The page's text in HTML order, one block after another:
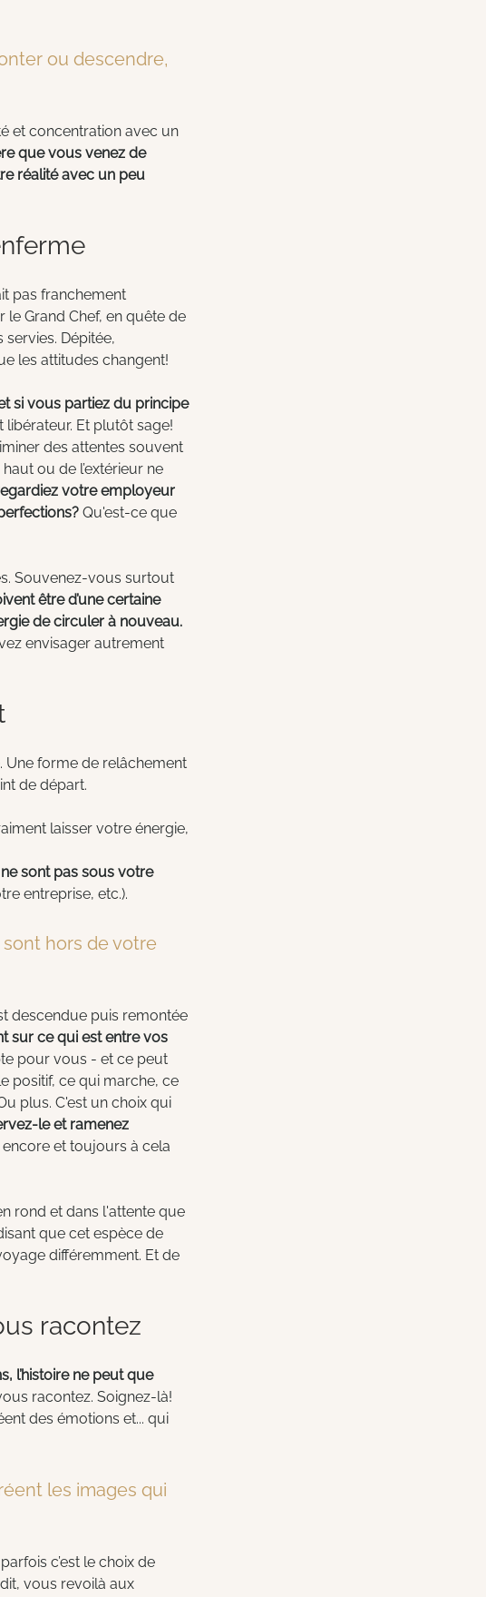
ou descendre,
et concentration avec un
que vous venez de
réalité avec un peu
pas franchement
le Grand Chef, en quête de
Dépitée,
les attitudes changent!
si vous partiez du principe
libérateur. Et plutôt sage!
des attentes souvent
ou de l’extérieur ne
votre employeur
Qu'est-ce que
Souvenez-vous surtout
être d’une certaine
de circuler à nouveau.
envisager autrement
Une forme de relâchement
de départ.
laisser votre énergie,
sont pas sous votre
entreprise, etc.).
hors de votre
descendue puis remontée
sur ce qui est entre vos
pour vous - et ce peut
positif, ce qui marche, ce
plus. C'est un choix qui
le et ramenez
encore et toujours à cela
rond et dans l'attente que
que cet espèce de
différemment. Et de
racontez
l’histoire ne peut que
racontez. Soignez-là!
des émotions et... qui
les images qui
c’est le choix de
vous revoilà aux